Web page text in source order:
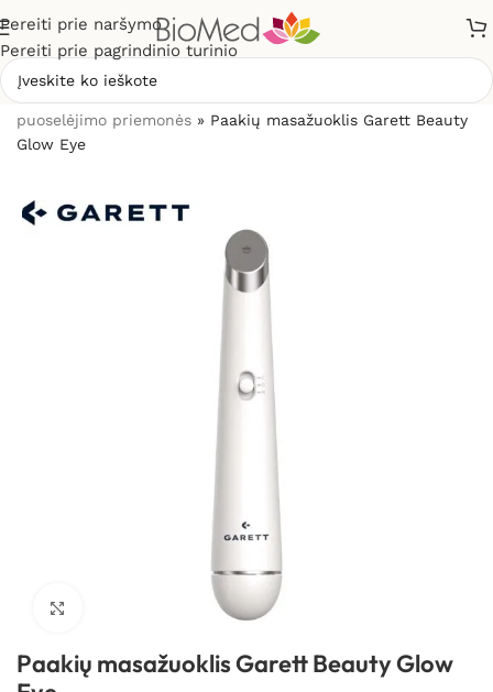
Pereiti prie naršymo
Pereiti prie pagrindinio turinio
puoselėjimo priemonės » Paakių masažuoklis Garett Beauty
Glow Eye
Spustelėkite, kad padidintumėte
Paakių masažuoklis Garett Beauty Glow